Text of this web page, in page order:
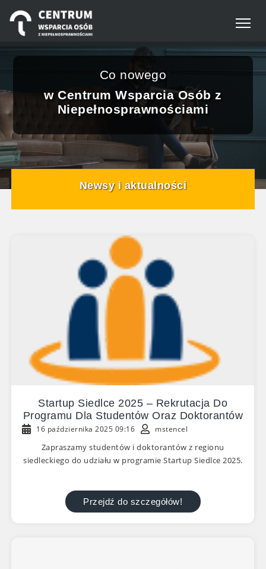
Centrum Wsparcia
Co nowego
w Centrum Wsparcia Osób z
Niepełnosprawnościami
Newsy i aktualności
Startup Siedlce 2025 – Rekrutacja Do
Programu Dla Studentów Oraz Doktorantów
16 października 2025 09:16 mstencel
Zapraszamy studentów i doktorantów z regionu
siedleckiego do udziału w programie Startup Siedlce 2025.
Przejdź do szczegółów!